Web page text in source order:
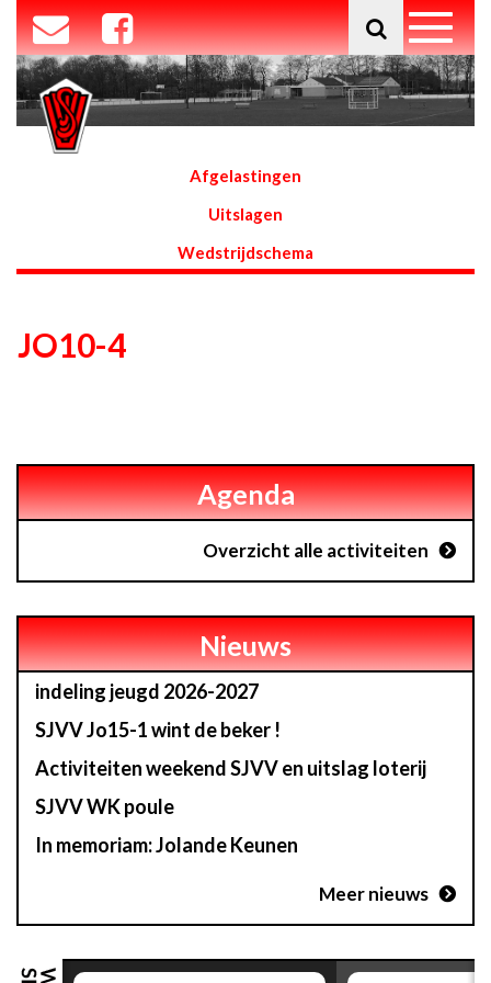
Afgelastingen
Uitslagen
Wedstrijdschema
JO10-4
Agenda
Overzicht alle activiteiten
Nieuws
indeling jeugd 2026-2027
SJVV Jo15-1 wint de beker !
Activiteiten weekend SJVV en uitslag loterij
SJVV WK poule
In memoriam: Jolande Keunen
Meer nieuws